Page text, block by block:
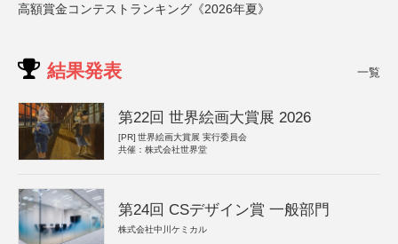
高額賞金コンテストランキング《2026年夏》
結果発表 一覧
第22回 世界絵画大賞展 2026
[PR] 世界絵画大賞展 実行委員会
共催：株式会社世界堂
第24回 CSデザイン賞 一般部門
株式会社中川ケミカル